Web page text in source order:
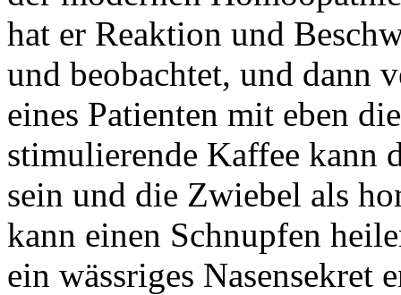
hat er Reaktion und
und beobachtet, und dann
eines Patienten mit eben
stimulierende Kaffee kann
sein und die Zwiebel als
kann einen Schnupfen
ein wässriges Nasensekret